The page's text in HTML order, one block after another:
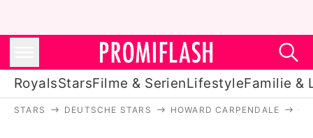
RoyalsStarsFilme & SerienLifestyleFamilie &
STARS DEUTSCHE STARS HOWARD CARPENDALE